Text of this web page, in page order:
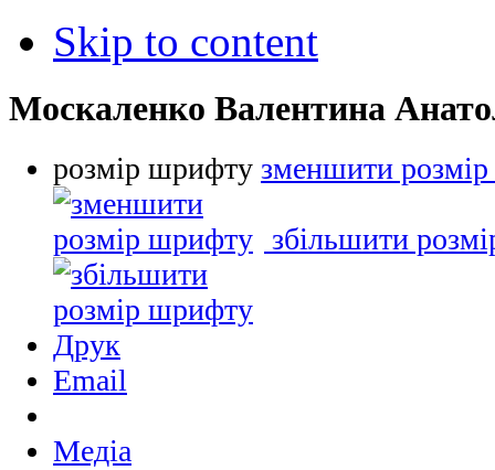
Skip to content
Москаленко Валентина
розмір шрифту зменшити
збільшити
Друк
Email
Медіа